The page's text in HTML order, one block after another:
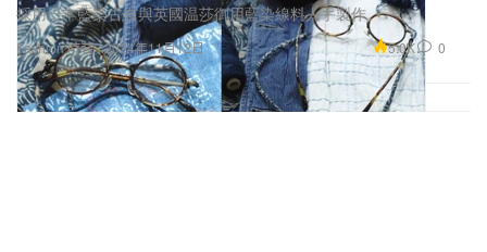
Fashion 時裝
採用日本藍染古布與英國温莎御用藍染線料人手製作。
2024年11月12日 5.0K 0